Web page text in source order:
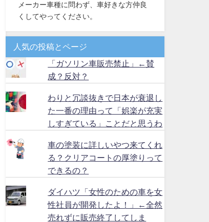
メーカー車種に問わず、車好きな方仲良
くしてやってください。
人気の投稿とページ
「ガソリン車販売禁止」←賛
成？反対？
わりと冗談抜きで日本が衰退し
た一番の理由って「娯楽が充実
しすぎている」ことだと思うわ
車の塗装に詳しいやつ来てくれ
る？クリアコートの厚塗りって
できるの？
ダイハツ「女性のための車を女
性社員が開発したよ！」←全然
売れずに販売終了してしま